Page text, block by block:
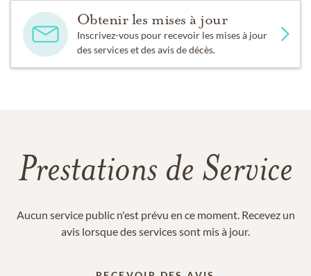
Obtenir les mises à jour
Inscrivez-vous pour recevoir les mises à jour
des services et des avis de décès.
Prestations de Service
Aucun service public n'est prévu en ce moment. Recevez un
avis lorsque des services sont mis à jour.